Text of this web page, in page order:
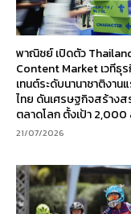
พาณิชย์ เปิดตัว
Content Market เวทีธุ
เทนต์ระดับนานาชาติงาน
ไทย ดันเศรษฐกิจสร้าง
ตลาดโลก ตั้งเป้า 2,000
21/07/2026